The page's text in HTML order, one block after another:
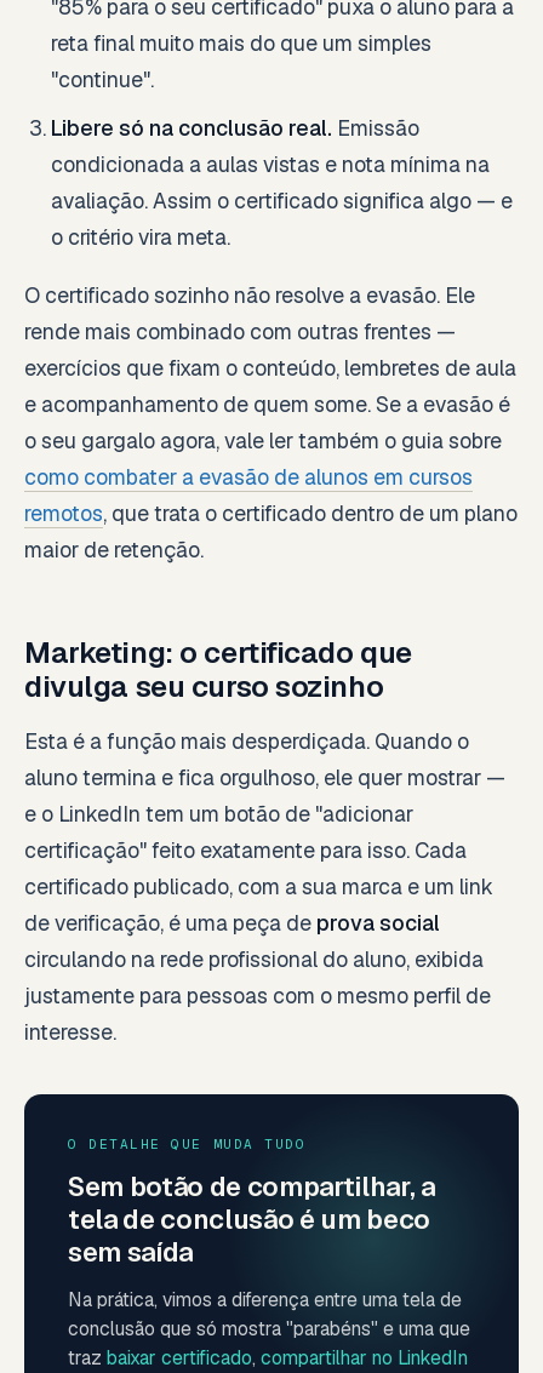
"85% para o seu certificado" puxa o aluno para a
reta final muito mais do que um simples
"continue".
Libere só na conclusão real. Emissão
condicionada a aulas vistas e nota mínima na
avaliação. Assim o certificado significa algo — e
o critério vira meta.
O certificado sozinho não resolve a evasão. Ele
rende mais combinado com outras frentes —
exercícios que fixam o conteúdo, lembretes de aula
e acompanhamento de quem some. Se a evasão é
o seu gargalo agora, vale ler também o guia sobre
como combater a evasão de alunos em cursos
remotos, que trata o certificado dentro de um plano
maior de retenção.
Marketing: o certificado que
divulga seu curso sozinho
Esta é a função mais desperdiçada. Quando o
aluno termina e fica orgulhoso, ele quer mostrar —
e o LinkedIn tem um botão de "adicionar
certificação" feito exatamente para isso. Cada
certificado publicado, com a sua marca e um link
de verificação, é uma peça de prova social
circulando na rede profissional do aluno, exibida
justamente para pessoas com o mesmo perfil de
interesse.
O DETALHE QUE MUDA TUDO
Sem botão de compartilhar, a
tela de conclusão é um beco
sem saída
Na prática, vimos a diferença entre uma tela de
conclusão que só mostra "parabéns" e uma que
traz baixar certificado, compartilhar no LinkedIn